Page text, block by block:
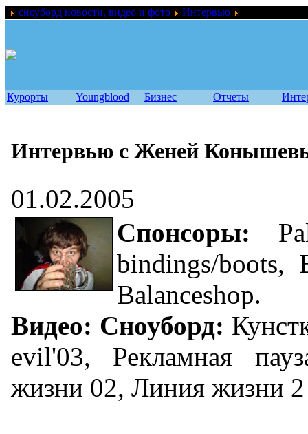
сноуборд новости, видео и фото Интервью
Курорты Youngblood Бизнес Отчеты
Интервью с Женей
01.02.2005
Спонсоры:
bindings/boots,
Balanceshop.
Видео: Сноуборд:
evil'03, Рекламная
жизни 02, Линия жизни